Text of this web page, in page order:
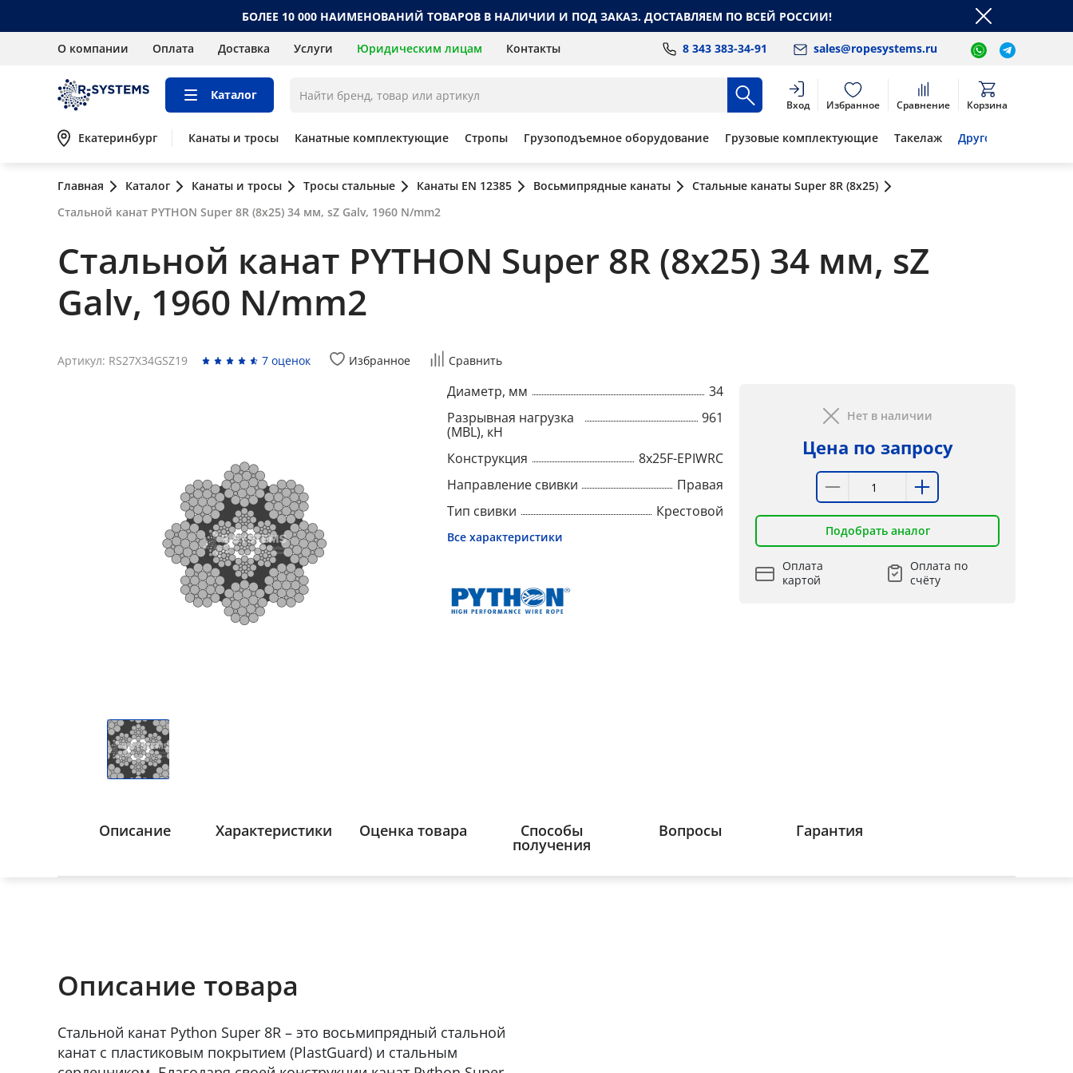
БОЛЕЕ 10 000 НАИМЕНОВАНИЙ ТОВАРОВ В НАЛИЧИИ И ПОД ЗАКАЗ. ДОСТАВЛЯЕМ ПО ВСЕЙ РОССИИ!
О компании Оплата Доставка Услуги Юридическим лицам Контакты 8 343 383-34-91 sales@ropesystems.ru
Каталог
Вход Избранное Сравнение Корзина
Екатеринбург Канаты и тросы Канатные комплектующие Стропы Грузоподъемное оборудование Грузовые комплектующие Такелаж Другое
Главная Каталог Канаты и тросы Тросы стальные Канаты EN 12385 Восьмипрядные канаты
Стальные канаты Super 8R (8x25)
Стальной канат PYTHON Super 8R (8x25) 34 мм, sZ Galv, 1960 N/mm2
Стальной канат PYTHON Super 8R (8x25) 34 мм, sZ
Galv, 1960 N/mm2
Артикул: RS27X34GSZ19 7 оценок Избранное Сравнить
Диаметр, мм
34
Разрывная нагрузка
(MBL), кН
961
Конструкция
8x25F-EPIWRC
Направление свивки
Правая
Тип свивки
Крестовой
Все характеристики
Нет в наличии
Цена по запросу
Подобрать аналог
Оплата
картой
Оплата по
счёту
Описание Характеристики Оценка товара Способы
получения
Вопросы Гарантия
Описание товара
Стальной канат Python Super 8R – это восьмипрядный стальной
канат с пластиковым покрытием (PlastGuard) и стальным